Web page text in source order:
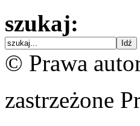
szukaj:
© Prawa
zastrzeżone